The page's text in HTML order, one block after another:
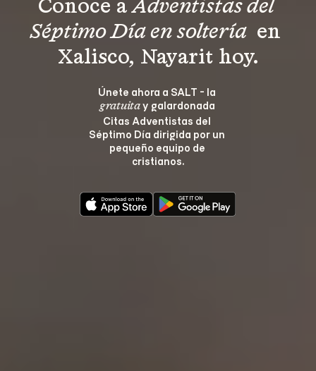
Conoce a Adventistas del
Séptimo Día en soltería en
Xalisco, Nayarit hoy.
Únete ahora a SALT - la
gratuita y galardonada
Citas Adventistas del
Séptimo Día dirigida por un
pequeño equipo de
cristianos.